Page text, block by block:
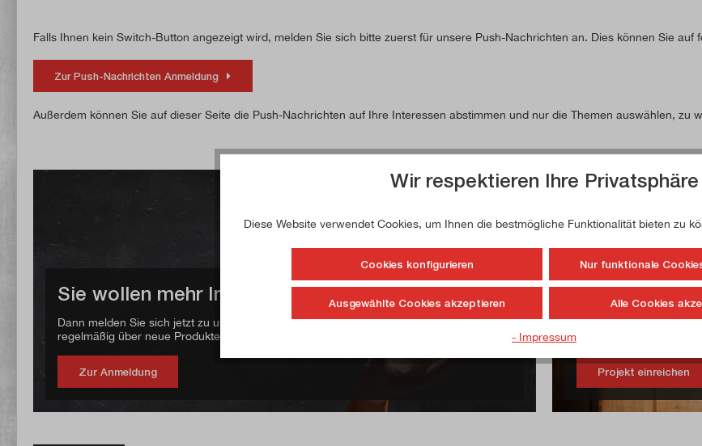
Falls Ihnen kein Switch-Button angezeigt wird, melden Sie sich bitte zuerst für unsere Push-Nachrichten an. Dies können Sie auf
Zur Push-Nachrichten Anmeldung
Außerdem können Sie auf dieser Seite die Push-Nachrichten auf Ihre Interessen abstimmen und nur die Themen auswählen,
Sie wollen mehr Infos zu paulimot?
Dann melden Sie sich jetzt zu unserem Newsletter an. Dort informieren wir Sie
regelmäßig über neue Produkte, Aktionen uvm.
Zur Anmeldung
Möchten
vorstellen?
Dann schreiben Sie
Projekt einreichen
Wir respektieren Ihre Privatsphäre
Diese Website verwendet Cookies, um Ihnen die bestmögliche Funktionalität bieten zu
Cookies konfigurieren Nur funktionale
Ausgewählte Cookies akzeptieren Alle Cookies
- Impressum